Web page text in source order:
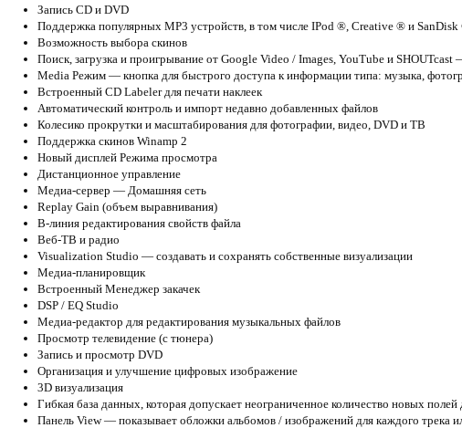
Запись CD и DVD
Поддержка популярных MP3 устройств, в том числе IPod ®, Creative ® и
Возможность выбора скинов
Поиск, загрузка и проигрывание от Google Video / Images, YouTube и
Media Режим — кнопка для быстрого доступа к информации типа: музыка,
Встроенный CD Labeler для печати наклеек
Автоматический контроль и импорт недавно добавленных файлов
Колесико прокрутки и масштабирования для фотографии, видео, DVD и ТВ
Поддержка скинов Winamp 2
Новый дисплей Режима просмотра
Дистанционное управление
Медиа-сервер — Домашняя сеть
Replay Gain (объем выравнивания)
В-линия редактирования свойств файла
Веб-ТВ и радио
Visualization Studio — создавать и сохранять собственные визуализации
Медиа-планировщик
Встроенный Менеджер закачек
DSP / EQ Studio
Медиа-редактор для редактирования музыкальных файлов
Просмотр телевидение (с тюнера)
Запись и просмотр DVD
Организация и улучшение цифровых изображение
3D визуализация
Гибкая база данных, которая допускает неограниченное количество новых полей
Панель View — показывает обложки альбомов / изображений для каждого трека